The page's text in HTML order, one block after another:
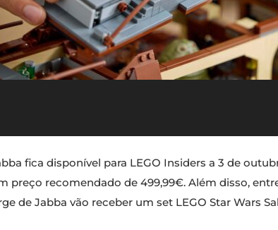
fica disponível para LEGO Insiders a 3 de
preço recomendado de 499,99€. Além disso,
de Jabba vão receber um set LEGO Star Wars